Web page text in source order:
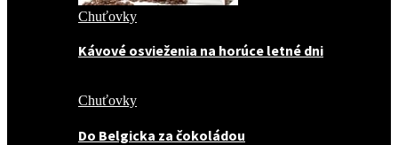
Chuťovky
Kávové osvieženia na horúce letné dni
Chuťovky
Do Belgicka za čokoládou